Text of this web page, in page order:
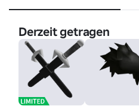
Derzeit getragen